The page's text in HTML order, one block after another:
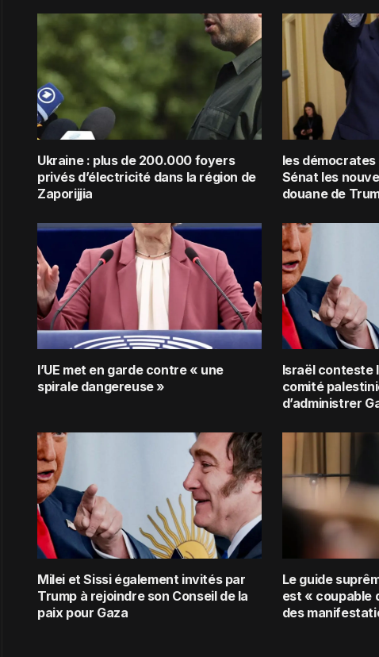
Ukraine : plus de 200.000 foyers
privés d’électricité dans la région de
Zaporijjia
les
Sénat les
douane de
l’UE met en garde contre « une
spirale dangereuse »
Israël conteste
comité
d’administrer
Milei et Sissi également invités par
Trump à rejoindre son Conseil de la
paix pour Gaza
Le guide
est « coupable
des